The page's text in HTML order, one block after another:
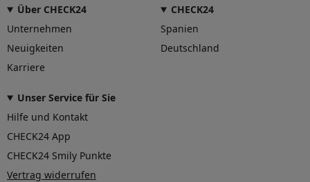
Über CHECK24
Unternehmen
Neuigkeiten
Karriere
CHECK24
Spanien
Deutschland
Unser Service für Sie
Hilfe und Kontakt
CHECK24 App
CHECK24 Smily Punkte
Vertrag widerrufen